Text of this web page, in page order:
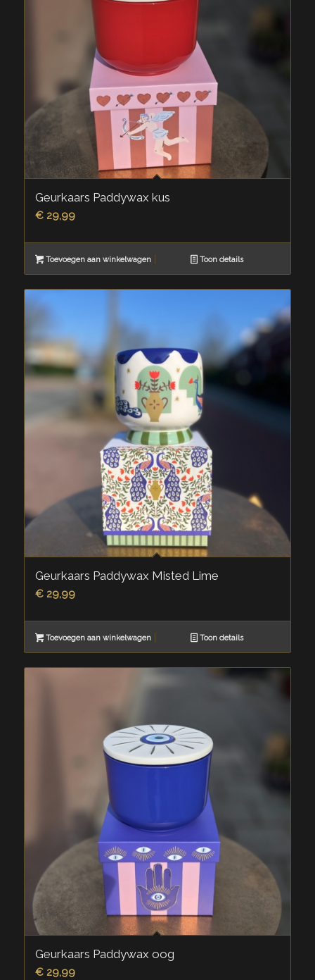
Geurkaars Paddywax kus
€29,99
Toevoegen aan winkelwagen Toon details
Geurkaars Paddywax Misted Lime
€29,99
Toevoegen aan winkelwagen Toon details
Geurkaars Paddywax oog
€29,99